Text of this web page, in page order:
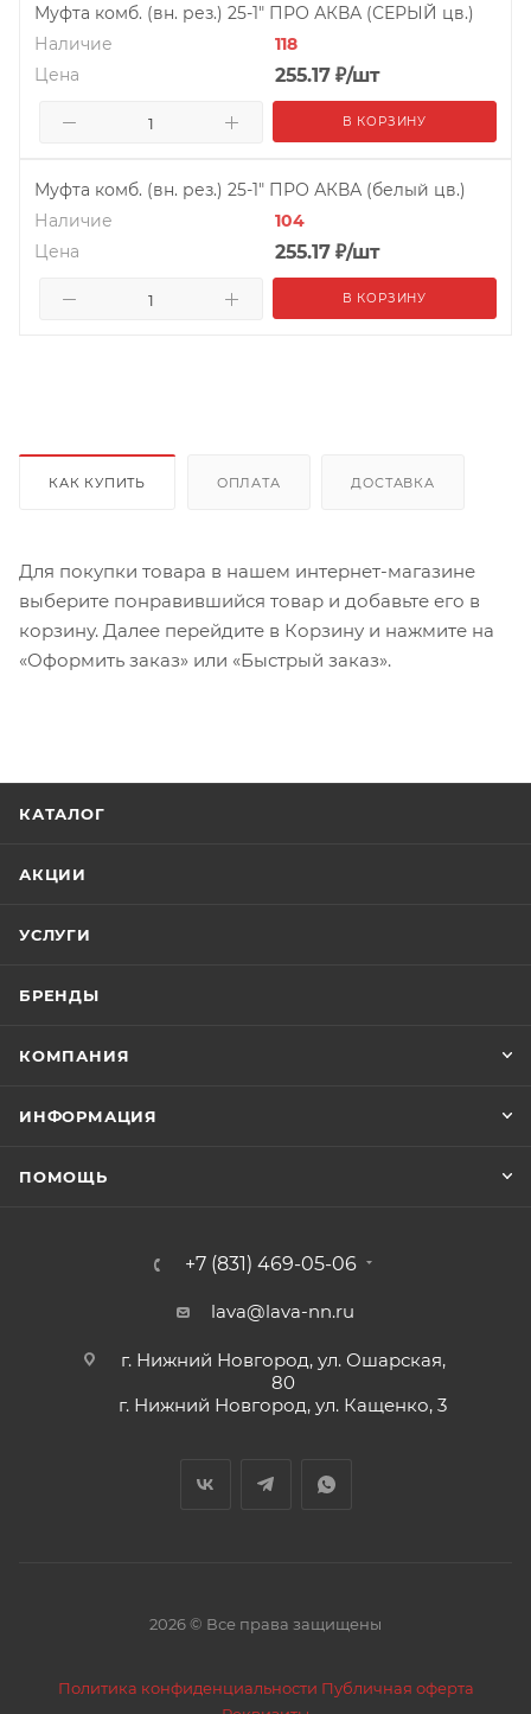
Муфта комб. (вн. рез.) 25-1" ПРО АКВА (СЕРЫЙ цв.)
Наличие
118
Цена
255.17 ₽/шт
В КОРЗИНУ
Муфта комб. (вн. рез.) 25-1" ПРО АКВА (белый цв.)
Наличие
104
Цена
255.17 ₽/шт
В КОРЗИНУ
КАК КУПИТЬ ОПЛАТА ДОСТАВКА
Для покупки товара в нашем интернет-магазине
выберите понравившийся товар и добавьте его в
корзину. Далее перейдите в Корзину и нажмите на
«Оформить заказ» или «Быстрый заказ».
КАТАЛОГ
АКЦИИ
УСЛУГИ
БРЕНДЫ
КОМПАНИЯ
ИНФОРМАЦИЯ
ПОМОЩЬ
+7 (831) 469-05-06
lava@lava-nn.ru
г. Нижний Новгород, ул. Ошарская,
80
г. Нижний Новгород, ул. Кащенко, 3
2026 © Все права защищены
Политика конфиденциальности Публичная оферта